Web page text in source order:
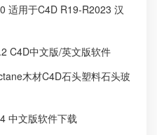
适用于C4D R19-R2023 汉
C4D中文版/英文版软件
木材C4D石头塑料石头玻
中文版软件下载